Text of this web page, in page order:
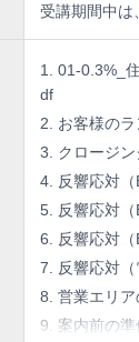
受講期間中は
01-0.3%_
df
お客様の
クロージ
反響応対
反響応対
反響応対
反響応対
営業エリ
案内前の